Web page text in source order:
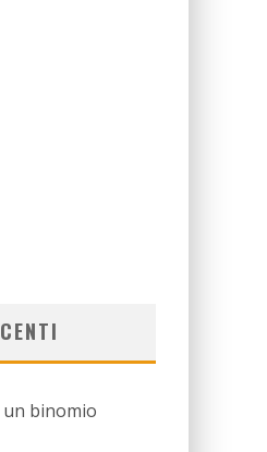
un binomio